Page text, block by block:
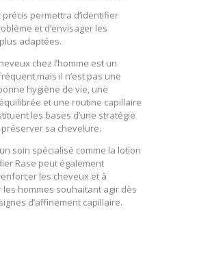
précis permettra d’identifier
et d’envisager les
adaptées.
chez l’homme est un
mais il n’est pas une
hygiène de vie, une
et une routine capillaire
les bases d’une stratégie
sa chevelure.
soin spécialisé comme la lotion
Rase peut également
les cheveux et à
les hommes souhaitant agir dès
d’affinement capillaire.